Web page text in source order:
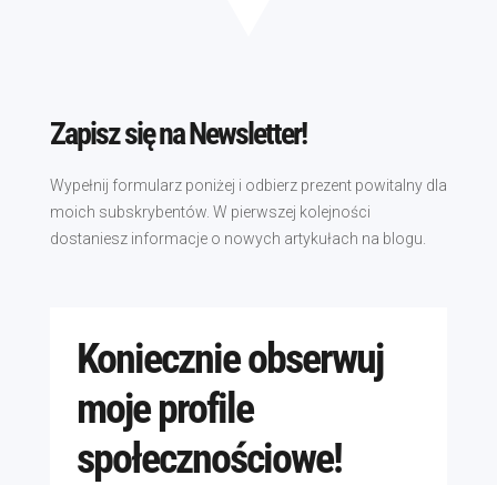
Zapisz się na Newsletter!
Wypełnij formularz poniżej i odbierz prezent powitalny dla
moich subskrybentów. W pierwszej kolejności
dostaniesz informacje o nowych artykułach na blogu.
Koniecznie obserwuj
moje profile
społecznościowe!